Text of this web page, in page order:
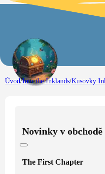
Úvod/Into the Inklands/Kusovky
Novinky v obchodě
The First Chapter